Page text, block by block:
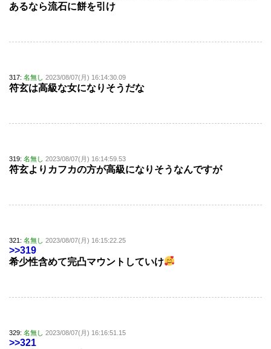
あるなら流石に餅を引け
317: 名無し 2023/08/07(月) 16:14:30.09
符玄は高級な女になりそうだな
319: 名無し 2023/08/07(月) 16:14:59.53
符玄よりカフカの方が高級になりそうなんですが
321: 名無し 2023/08/07(月) 16:15:22.25
>>319
希少性含めて完凸マウントしていけ
329: 名無し 2023/08/07(月) 16:16:51.15
>>321